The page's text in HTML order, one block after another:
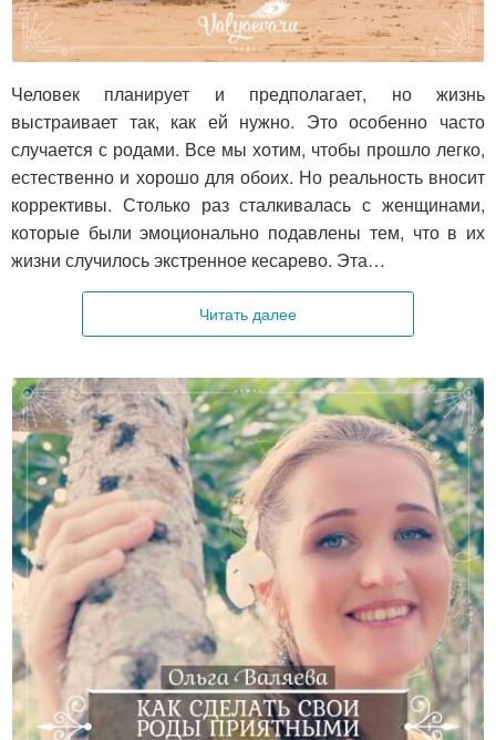
Что делать, если роды прошли не так, как
планировалось
Человек планирует и предполагает, но жизнь
выстраивает так, как ей нужно. Это особенно часто
случается с родами. Все мы хотим, чтобы прошло легко,
естественно и хорошо для обоих. Но реальность вносит
коррективы. Столько раз сталкивалась с женщинами,
которые были эмоционально подавлены тем, что в их
жизни случилось экстренное кесарево. Эта…
Читать далее